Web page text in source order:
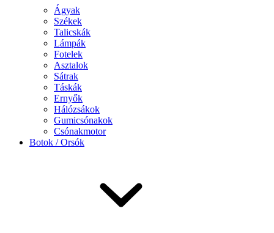
Ágyak
Székek
Talicskák
Lámpák
Fotelek
Asztalok
Sátrak
Táskák
Ernyők
Hálózsákok
Gumicsónakok
Csónakmotor
Botok / Orsók